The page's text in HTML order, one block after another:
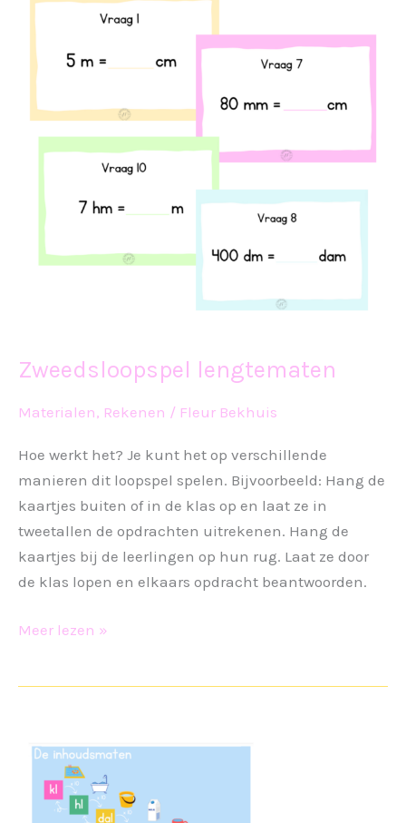
Zweedsloopspel lengtematen
Materialen, Rekenen / Fleur Bekhuis
Hoe werkt het? Je kunt het op verschillende
manieren dit loopspel spelen. Bijvoorbeeld: Hang de
kaartjes buiten of in de klas op en laat ze in
tweetallen de opdrachten uitrekenen. Hang de
kaartjes bij de leerlingen op hun rug. Laat ze door
de klas lopen en elkaars opdracht beantwoorden.
Zweedsloopspel
Meer lezen »